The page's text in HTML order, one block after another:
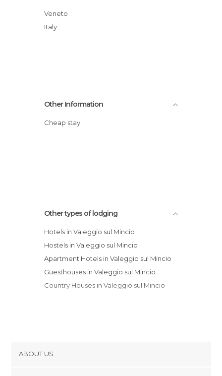
Veneto
Italy
Other Information
Cheap stay
Other types of lodging
Hotels in Valeggio sul Mincio
Hostels in Valeggio sul Mincio
Apartment Hotels in Valeggio sul Mincio
Guesthouses in Valeggio sul Mincio
Country Houses in Valeggio sul Mincio
ABOUT US